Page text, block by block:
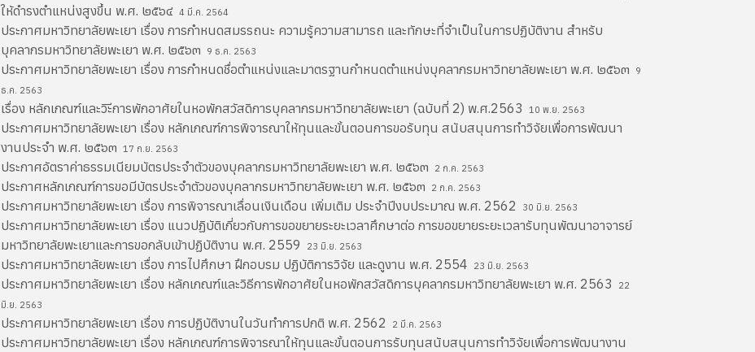
ให้ดำรงตำแหน่งสูงขึ้น พ.ศ. ๒๕๖๔ 4 มี.ค. 2564
ประกาศมหาวิทยาลัยพะเยา เรื่อง การกำหนดสมรรถนะ ความรู้ความสามารถ และทักษะที่จำเป็นในการปฏิบัติงาน สำหรับ
บุคลากรมหาวิทยาลัยพะเยา พ.ศ. ๒๕๖๓
9 ธ.ค. 2563
ประกาศมหาวิทยาลัยพะเยา เรื่อง การกำหนดชื่อตำแหน่งและมาตรฐานกำหนดตำแหน่งบุคลากรมหาวิทยาลัยพะเยา พ.ศ. ๒๕๖๓
9
ธ.ค. 2563
เรื่อง หลักเกณฑ์และวิะีการพักอาศัยในหอพักสวัสดิการบุคลากรมหาวิทยาลัยพะเยา (ฉบับที่ 2) พ.ศ.2563 10 พ.ย. 2563
ประกาศมหาวิทยาลัยพะเยา เรื่อง หลักเกณฑ์การพิจารณาให้ทุนและขั้นตอนการขอรับทุน สนับสนุนการทำวิจัยเพื่อการพัฒนา
งานประจำ พ.ศ. ๒๕๖๓ 17 ก.ย. 2563
ประกาศอัตราค่าธรรมเนียมบัตรประจำตัวของบุคลากรมหาวิทยาลัยพะเยา พ.ศ. ๒๕๖๓ 2 ก.ค. 2563
ประกาศหลักเกณฑ์การขอมีบัตรประจำตัวของบุคลากรมหาวิทยาลัยพะเยา พ.ศ. ๒๕๖๓ 2 ก.ค. 2563
ประกาศมหาวิทยาลัยพะเยา เรื่อง การพิจารณาเลื่อนเงินเดือน เพิ่มเติม ประจำปีงบประมาณ พ.ศ. 2562 30 มิ.ย. 2563
ประกาศมหาวิทยาลัยพะเยา เรื่อง แนวปฏิบัติเกี่ยวกับการขอขยายระยะเวลาศึกษาต่อ การขอขยายระยะเวลารับทุนพัฒนาอาจารย์
มหาวิทยาลัยพะเยาและการขอกลับเข้าปฏิบัติงาน พ.ศ. 2559
23 มิ.ย. 2563
ประกาศมหาวิทยาลัยพะเยา เรื่อง การไปศึกษา ฝึกอบรม ปฏิบัติการวิจัย และดูงาน พ.ศ. 2554 23 มิ.ย. 2563
ประกาศมหาวิทยาลัยพะเยา เรื่อง หลักเกณฑ์และวิธีการพักอาศัยในหอพักสวัสดิการบุคลากรมหาวิทยาลัยพะเยา พ.ศ. 2563
22
มิ.ย. 2563
ประกาศมหาวิทยาลัยพะเยา เรื่อง การปฏิบัติงานในวันทำการปกติ พ.ศ. 2562 2 มี.ค. 2563
ประกาศมหาวิทยาลัยพะเยา เรื่อง หลักเกณฑ์การพิจารณาให้ทุนและขั้นตอนการรับทุนสนับสนุนการทำวิจัยเพื่อการพัฒนางาน